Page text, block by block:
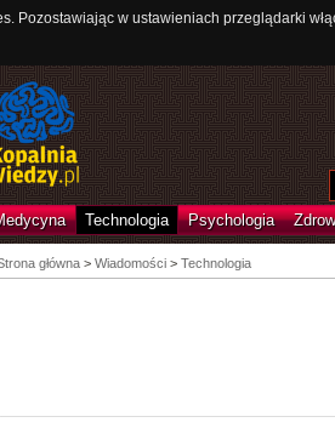
Pozostawiając w ustawieniach przeglądarki
Technologia Psychologia
główna> Wiadomości > Technologia